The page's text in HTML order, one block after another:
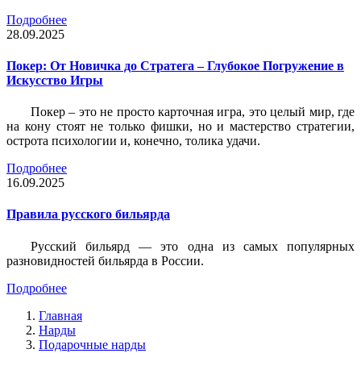
Подробнее
28.09.2025
Покер: От Новичка до Стратега – Глубокое Погружение в
Искусство Игры
Покер – это не просто карточная игра, это целый мир, где
на кону стоят не только фишки, но и мастерство стратегии,
острота психологии и, конечно, толика удачи.
Подробнее
16.09.2025
Правила русского бильярда
Русский бильярд — это одна из самых популярных
разновидностей бильярда в России.
Подробнее
Главная
Нарды
Подарочные нарды